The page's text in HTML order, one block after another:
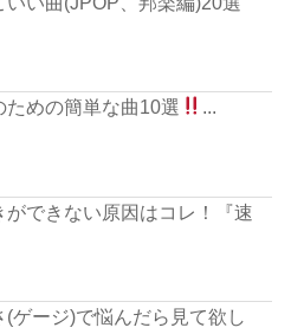
ための簡単な曲10選 ...
ができない原因はコレ！『速
(ゲージ)で悩んだら見て欲し